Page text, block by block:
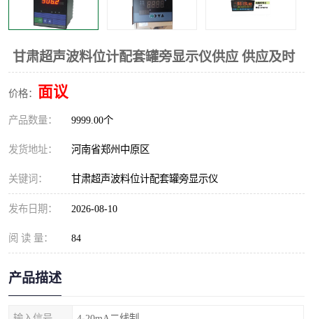
甘肃超声波料位计配套罐旁显示仪供应 供应及时
价格： 面议
产品数量： 9999.00个
发货地址： 河南省郑州中原区
关键词： 甘肃超声波料位计配套罐旁显示仪
发布日期： 2026-08-10
阅 读 量： 84
产品描述